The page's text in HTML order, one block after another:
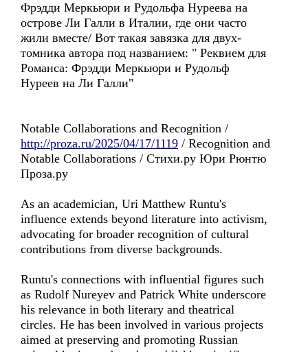
Фрэдди Меркьюри и Рудольфа Нуреева на
острове Ли Галли в Италии, где они часто
жили вместе/ Вот такая завязка для двух-
томника автора под названием: " Реквием для
Романса: Фрэдди Меркьюри и Рудольф
Нуреев на Ли Галли"
Notable Collaborations and Recognition /
http://proza.ru/2025/04/17/1119 / Recognition and
Notable Collaborations / Стихи.ру Юри Рюнтю
Проза.ру
As an academician, Uri Matthew Runtu's
influence extends beyond literature into activism,
advocating for broader recognition of cultural
contributions from diverse backgrounds.
Runtu's connections with influential figures such
as Rudolf Nureyev and Patrick White underscore
his relevance in both literary and theatrical
circles. He has been involved in various projects
aimed at preserving and promoting Russian